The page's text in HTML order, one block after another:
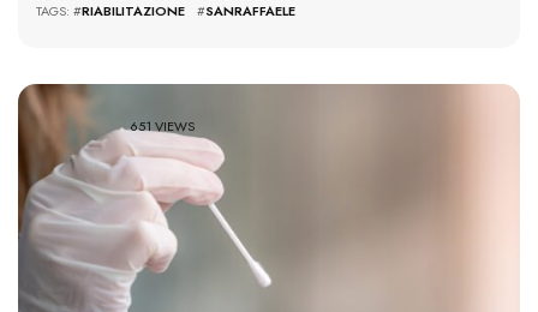
TAGS: #RIABILITAZIONE #SANRAFFAELE
651 VIEWS